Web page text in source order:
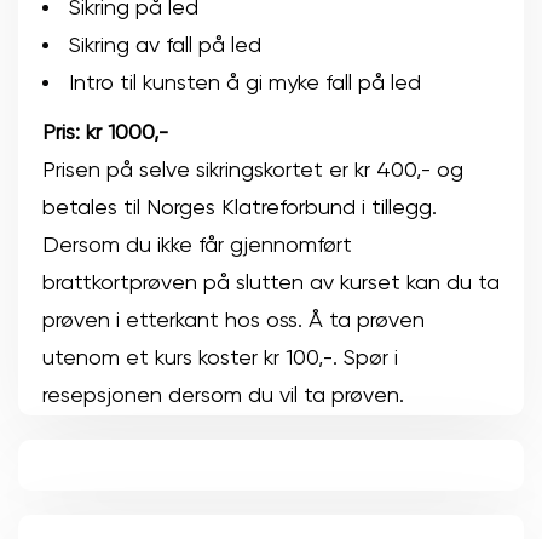
Sikring på led
Sikring av fall på led
Intro til kunsten å gi myke fall på led
Pris: kr 1000,-
Prisen på selve sikringskortet er kr 400,- og
betales til Norges Klatreforbund i tillegg.
Dersom du ikke får gjennomført
brattkortprøven på slutten av kurset kan du ta
prøven i etterkant hos oss. Å ta prøven
utenom et kurs koster kr 100,-. Spør i
resepsjonen dersom du vil ta prøven.